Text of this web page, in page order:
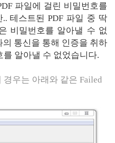
파일에 걸린 비밀번호를
테스트된 PDF 파일 중 딱
비밀번호를 알아낼 수 없
통신을 통해 인증을 취하
를 알아낼 수 없었습니다.
경우는 아래와 같은 Failed